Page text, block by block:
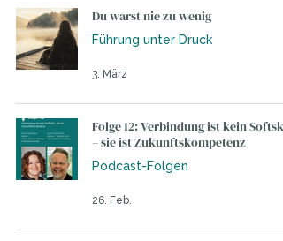
Du warst nie zu wenig
Führung unter Druck
3. März
Folge 12: Verbindung ist kein
– sie ist Zukunftskompetenz
Podcast-Folgen
26. Feb.